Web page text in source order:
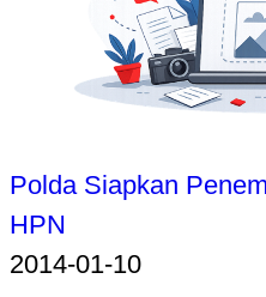
Polda Siapkan
HPN
2014-01-10